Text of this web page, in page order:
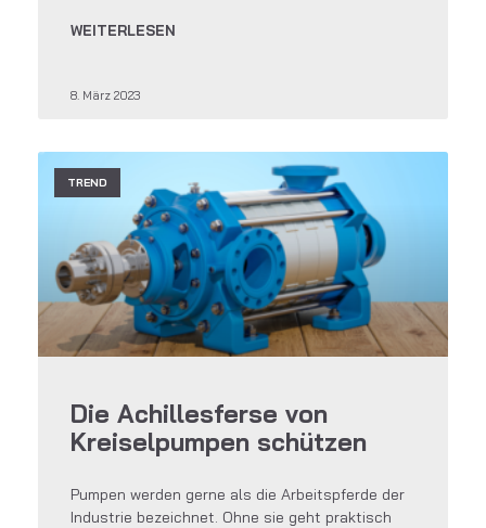
WEITERLESEN
8. März 2023
TREND
Die Achillesferse von
Kreiselpumpen schützen
Pumpen werden gerne als die Arbeitspferde der
Industrie bezeichnet. Ohne sie geht praktisch